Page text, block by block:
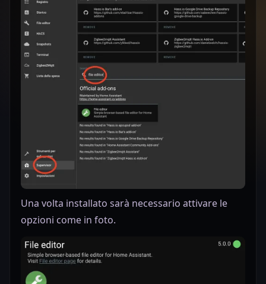
Una volta installato sarà necessario attivare le
opzioni come in foto.